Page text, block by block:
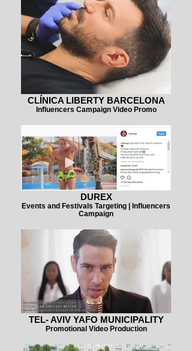
CLÍNICA LIBERTY BARCELONA
Influencers Campaign Video Promo
DUREX
Events and Festivals Targeting | Influencers
Campaign
TEL- AVIV YAFO MUNICIPALITY
Promotional Video Production